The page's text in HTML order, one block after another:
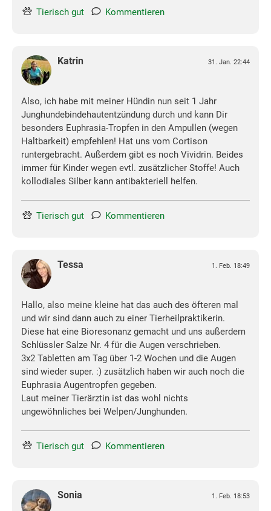
Tierisch gut Kommentieren
Katrin 31. Jan. 22:44
Also, ich habe mit meiner Hündin nun seit 1 Jahr
Junghundebindehautentzündung durch und kann Dir
besonders Euphrasia-Tropfen in den Ampullen (wegen
Haltbarkeit) empfehlen! Hat uns vom Cortison
runtergebracht. Außerdem gibt es noch Vividrin. Beides
immer für Kinder wegen evtl. zusätzlicher Stoffe! Auch
kollodiales Silber kann antibakteriell helfen.
Tierisch gut Kommentieren
Tessa 1. Feb. 18:49
Hallo, also meine kleine hat das auch des öfteren mal
und wir sind dann auch zu einer Tierheilpraktikerin.
Diese hat eine Bioresonanz gemacht und uns außerdem
Schlüssler Salze Nr. 4 für die Augen verschrieben.
3x2 Tabletten am Tag über 1-2 Wochen und die Augen
sind wieder super. :) zusätzlich haben wir auch noch die
Euphrasia Augentropfen gegeben.
Laut meiner Tierärztin ist das wohl nichts
ungewöhnliches bei Welpen/Junghunden.
Tierisch gut Kommentieren
Sonia 1. Feb. 18:53